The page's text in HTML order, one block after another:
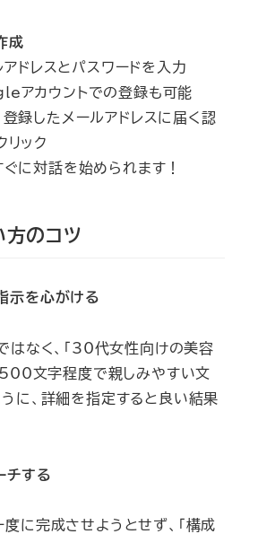
成
アドレスとパスワードを入力
アカウントでの登録も可能
登録したメールアドレスに届く認
リック
ぐに対話を始められます！
のコツ
示を心がける
ではなく、「30代女性向けの美容
文字程度で親しみやすい文
に、詳細を指定すると良い結果
チする
に完成させようとせず、「構成